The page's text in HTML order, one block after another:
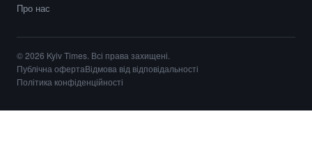
Про нас
© 2026 Kyiv Times. Всі права захищені.
Публічна офертаВідмова від відповідальності
Політика конфіденційності